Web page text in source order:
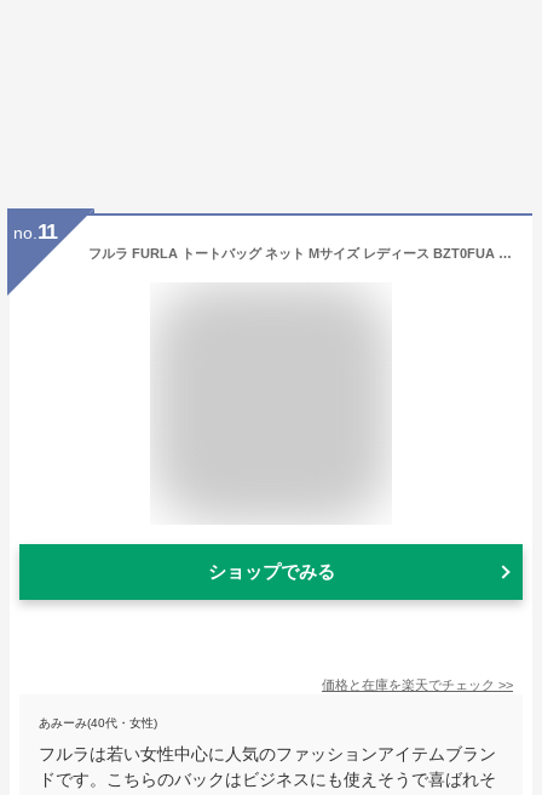
no. 11
フルラ FURLA トートバッグ ネット Mサイズ レディース BZT0FUA A.0011 HSF000
ショップでみる
価格と在庫を楽天でチェック >>
あみーみ(40代・女性)
フルラは若い女性中心に人気のファッションアイテムブラン
ドです。こちらのバックはビジネスにも使えそうで喜ばれそ